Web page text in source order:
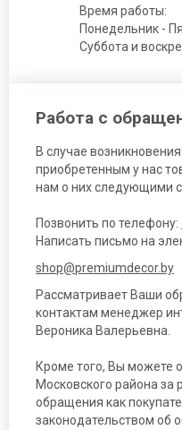
Время работы:
Понедельник -
Суббота и
Работа с
В случае
приобретенным у нас
нам о них следующими
Позвонить по телефону:
Написать письмо на
shop@premiumdecor.by
Рассматривает Ваши
контактам менеджер
Вероника Валерьевна.
Кроме того, Вы можете
Московского района
обращения как
законодательством об